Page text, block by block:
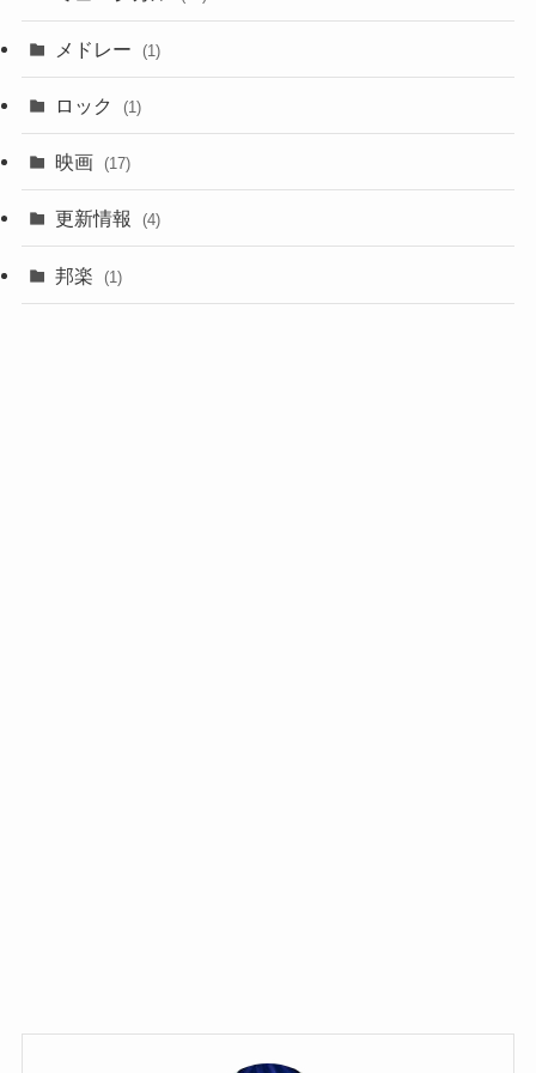
メドレー (1)
ロック (1)
映画 (17)
更新情報 (4)
邦楽 (1)